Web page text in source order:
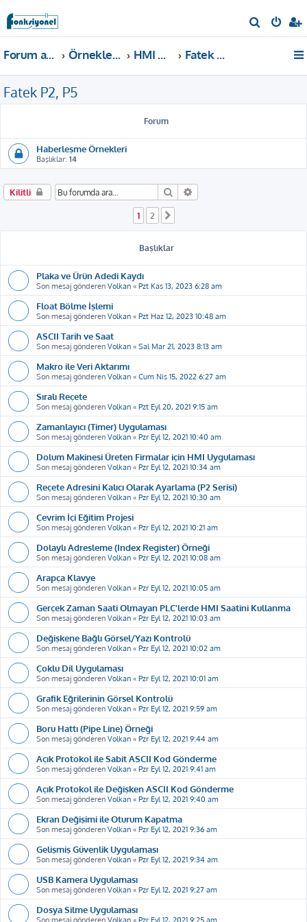
r
Forum ana sayfa Örnekler ve Dokümanlar HMI Örnekleri Fatek P2, P5
Fatek P2, P5
Forum
Haberleşme Örnekleri
Başlıklar: 14
Kilitli Ara
1 2
Başlıklar
Plaka ve Ürün Adedi Kaydı
Son mesaj gönderen Volkan « Pzt Kas 13, 2023 6:28 am
Float Bölme İşlemi
Son mesaj gönderen Volkan « Pzt Haz 12, 2023 10:48 am
ASCII Tarih ve Saat
Son mesaj gönderen Volkan « Sal Mar 21, 2023 8:13 am
Makro ile Veri Aktarımı
Son mesaj gönderen Volkan « Cum Nis 15, 2022 6:27 am
Sıralı Reçete
Son mesaj gönderen Volkan « Pzt Eyl 20, 2021 9:15 am
Zamanlayıcı (Timer) Uygulaması
Son mesaj gönderen Volkan « Pzr Eyl 12, 2021 10:40 am
Dolum Makinesi Üreten Firmalar için HMI Uygulaması
Son mesaj gönderen Volkan « Pzr Eyl 12, 2021 10:34 am
Reçete Adresini Kalıcı Olarak Ayarlama (P2 Serisi)
Son mesaj gönderen Volkan « Pzr Eyl 12, 2021 10:30 am
Çevrim İçi Eğitim Projesi
Son mesaj gönderen Volkan « Pzr Eyl 12, 2021 10:21 am
Dolaylı Adresleme (Index Register) Örneği
Son mesaj gönderen Volkan « Pzr Eyl 12, 2021 10:08 am
Arapça Klavye
Son mesaj gönderen Volkan « Pzr Eyl 12, 2021 10:05 am
Gerçek Zaman Saati Olmayan PLC'lerde HMI Saatini Kullanma
Son mesaj gönderen Volkan « Pzr Eyl 12, 2021 10:03 am
Değişkene Bağlı Görsel/Yazı Kontrolü
Son mesaj gönderen Volkan « Pzr Eyl 12, 2021 10:02 am
Çoklu Dil Uygulaması
Son mesaj gönderen Volkan « Pzr Eyl 12, 2021 10:01 am
Grafik Eğrilerinin Görsel Kontrolü
Son mesaj gönderen Volkan « Pzr Eyl 12, 2021 9:59 am
Boru Hattı (Pipe Line) Örneği
Son mesaj gönderen Volkan « Pzr Eyl 12, 2021 9:44 am
Açık Protokol ile Sabit ASCII Kod Gönderme
Son mesaj gönderen Volkan « Pzr Eyl 12, 2021 9:41 am
Açık Protokol ile Değişken ASCII Kod Gönderme
Son mesaj gönderen Volkan « Pzr Eyl 12, 2021 9:40 am
Ekran Değişimi ile Oturum Kapatma
Son mesaj gönderen Volkan « Pzr Eyl 12, 2021 9:36 am
Gelişmiş Güvenlik Uygulaması
Son mesaj gönderen Volkan « Pzr Eyl 12, 2021 9:34 am
USB Kamera Uygulaması
Son mesaj gönderen Volkan « Pzr Eyl 12, 2021 9:27 am
Dosya Silme Uygulaması
Son mesaj gönderen Volkan « Pzr Eyl 12, 2021 9:25 am